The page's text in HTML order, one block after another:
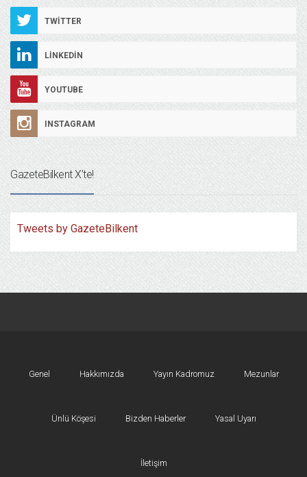
TWITTER
LINKEDIN
YOUTUBE
INSTAGRAM
GazeteBilkent X’te!
Tweets by GazeteBilkent
Genel Hakkımızda Yayın Kadromuz Mezunlar
Ünlü Köşesi Bizden Haberler Yasal Uyarı
İletişim